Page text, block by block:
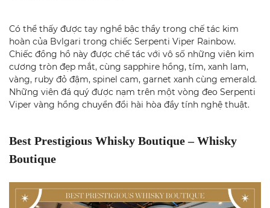
Có thể thấy được tay nghề bậc thầy trong chế tác kim
hoàn của Bvlgari trong chiếc Serpenti Viper Rainbow.
Chiếc đồng hồ này được chế tác với vô số những viên kim
cương tròn đẹp mắt, cùng sapphire hồng, tím, xanh lam,
vàng, ruby đỏ đậm, spinel cam, garnet xanh cùng emerald.
Những viên đá quý được nạm trên một vòng đeo Serpenti
Viper vàng hồng chuyển đổi hài hòa đầy tính nghệ thuật.
Best Prestigious Whisky Boutique – Whisky
Boutique